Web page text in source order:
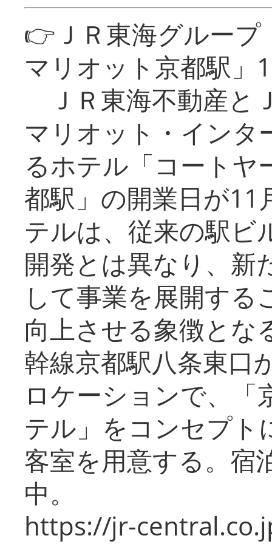
👉ＪＲ東海グルー
マリオット京都駅」
ＪＲ東海不動産と
マリオット・インタ
るホテル「コートヤ
都駅」の開業日が11
テルは、従来の駅ビ
開発とは異なり、新
して事業を展開する
向上させる象徴とな
幹線京都駅八条東口
ロケーションで、「
テル」をコンセプト
客室を用意する。宿
中。
https://jr-